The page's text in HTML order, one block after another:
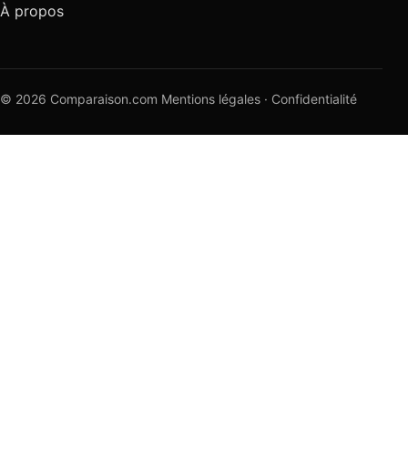
À propos
© 2026 Comparaison.com Mentions légales · Confidentialité